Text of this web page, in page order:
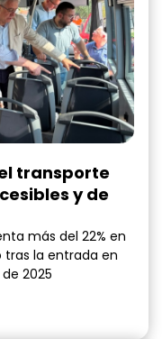
transporte
y de
más del 22% en
tras la entrada en
2025